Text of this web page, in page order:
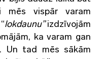
mēs vispār varam
lokdaunu”izdzīvojām
ka varam gan
Un tad mēs sākām